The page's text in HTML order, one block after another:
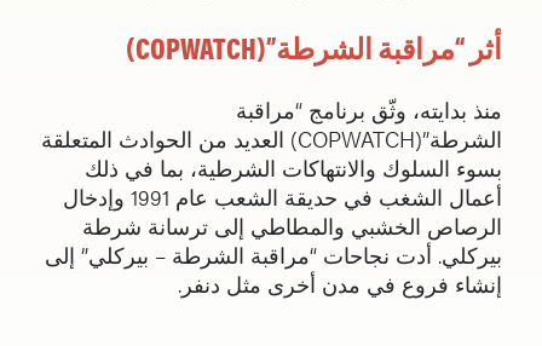
أثر “مراقبة الشرطة”(COPWATCH)
منذ بدايته، وثّق برنامج “مراقبة
الشرطة”(COPWATCH) العديد من الحوادث المتعلقة
بسوء السلوك والانتهاكات الشرطية، بما في ذلك
أعمال الشغب في حديقة الشعب عام 1991 وإدخال
الرصاص الخشبي والمطاطي إلى ترسانة شرطة
بيركلي. أدت نجاحات “مراقبة الشرطة – بيركلي” إلى
إنشاء فروع في مدن أخرى مثل دنفر.